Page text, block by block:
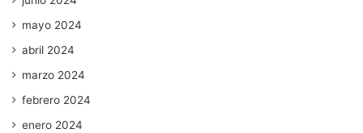
mayo 2024
abril 2024
marzo 2024
febrero 2024
enero 2024